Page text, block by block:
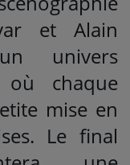
et Alain
univers
chaque
mise en
Le final